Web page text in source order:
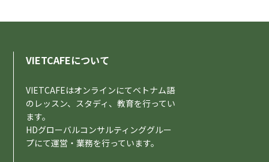
VIETCAFEについて
VIETCAFEはオンラインにてベトナム語
のレッスン、スタディ、教育を行ってい
ます。
HDグローバルコンサルティンググルー
プにて運営・業務を行っています。